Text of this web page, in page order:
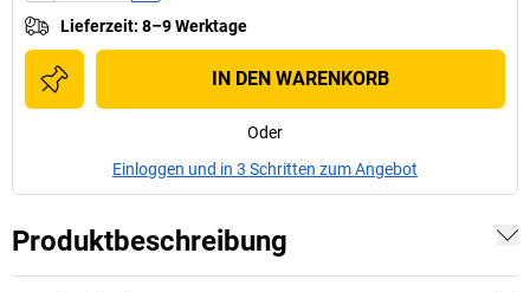
Lieferzeit: 8–9 Werktage
IN DEN WARENKORB
Oder
Einloggen und in 3 Schritten zum Angebot
Produktbeschreibung